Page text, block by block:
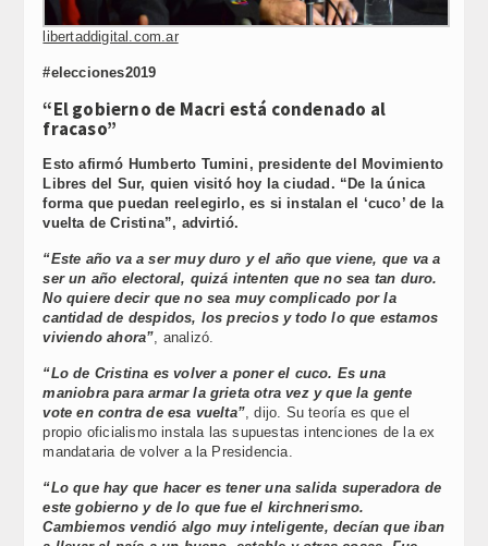
libertaddigital.com.ar
#elecciones2019
“El gobierno de Macri está condenado al
fracaso”
Esto afirmó Humberto Tumini, presidente del Movimiento
Libres del Sur, quien visitó hoy la ciudad. “De la única
forma que puedan reelegirlo, es si instalan el ‘cuco’ de la
vuelta de Cristina”, advirtió.
“Este año va a ser muy duro y el año que viene, que va a
ser un año electoral, quizá intenten que no sea tan duro.
No quiere decir que no sea muy complicado por la
cantidad de despidos, los precios y todo lo que estamos
viviendo ahora” , analizó.
“Lo de Cristina es volver a poner el cuco. Es una
maniobra para armar la grieta otra vez y que la gente
vote en contra de esa vuelta” , dijo. Su teoría es que el
propio oficialismo instala las supuestas intenciones de la ex
mandataria de volver a la Presidencia.
“Lo que hay que hacer es tener una salida superadora de
este gobierno y de lo que fue el kirchnerismo.
Cambiemos vendió algo muy inteligente, decían que iban